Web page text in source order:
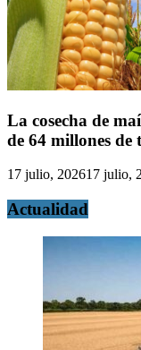
La cosecha de
de 64 millones de
17 julio, 202617 julio,
Actualidad